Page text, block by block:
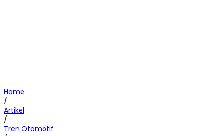
Home
/
Artikel
/
Tren Otomotif